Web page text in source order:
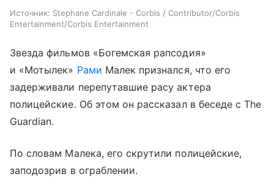
Источник: Stephane Cardinale - Corbis / Contributor/Corbis
Entertainment/Corbis Entertainment
Звезда фильмов «Богемская рапсодия»
и «Мотылек» Рами Малек признался, что его
задерживали перепутавшие расу актера
полицейские. Об этом он рассказал в беседе с The
Guardian.
По словам Малека, его скрутили полицейские,
заподозрив в ограблении.